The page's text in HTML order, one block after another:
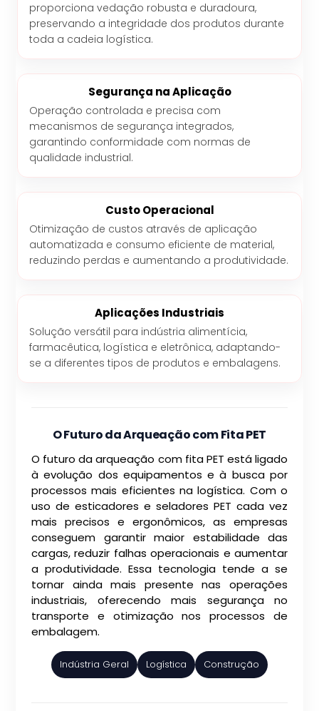
proporciona vedação robusta e duradoura,
preservando a integridade dos produtos durante
toda a cadeia logística.
Segurança na Aplicação
Operação controlada e precisa com
mecanismos de segurança integrados,
garantindo conformidade com normas de
qualidade industrial.
Custo Operacional
Otimização de custos através de aplicação
automatizada e consumo eficiente de material,
reduzindo perdas e aumentando a produtividade.
Aplicações Industriais
Solução versátil para indústria alimentícia,
farmacêutica, logística e eletrônica, adaptando-
se a diferentes tipos de produtos e embalagens.
O Futuro da Arqueação com Fita PET
O futuro da arqueação com fita PET está ligado
à evolução dos equipamentos e à busca por
processos mais eficientes na logística. Com o
uso de esticadores e seladores PET cada vez
mais precisos e ergonômicos, as empresas
conseguem garantir maior estabilidade das
cargas, reduzir falhas operacionais e aumentar
a produtividade. Essa tecnologia tende a se
tornar ainda mais presente nas operações
industriais, oferecendo mais segurança no
transporte e otimização nos processos de
embalagem.
Indústria Geral Logística Construção